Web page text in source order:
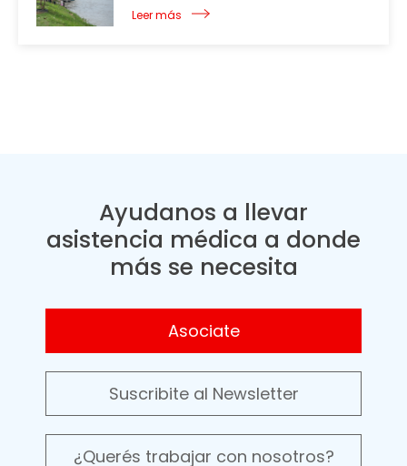
Leer más
Ayudanos a llevar
asistencia médica a donde
más se necesita
Asociate
Suscribite al Newsletter
¿Querés trabajar con nosotros?